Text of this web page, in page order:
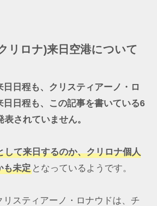
リロナ)来日空港について
日日程も、クリスティアーノ・ロ
日日程も、この記事を書いている6
表されていません。
して来日するのか、クリロナ個人
も未定となっているようです。
リスティアーノ・ロナウドは、チ